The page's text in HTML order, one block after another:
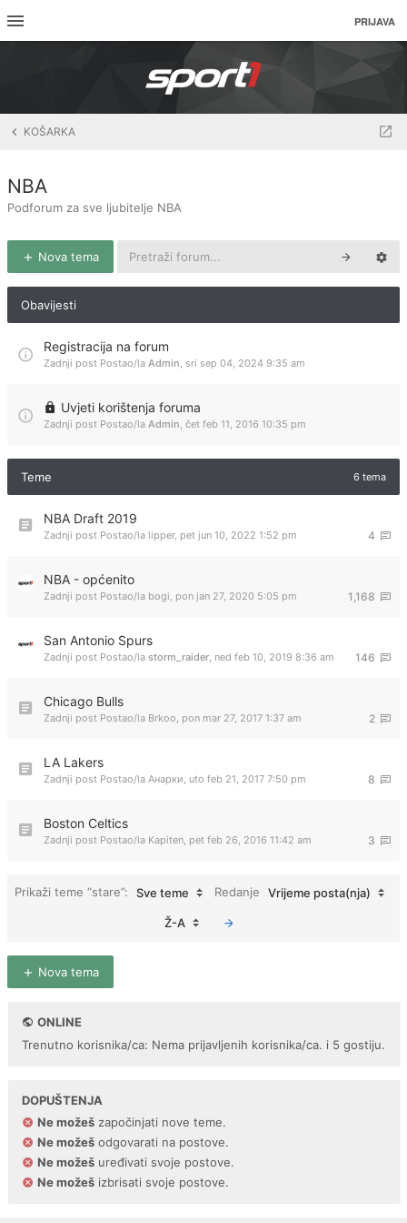
PRIJAVA
KOŠARKA
NBA
Podforum za sve ljubitelje NBA
Nova tema
Obavijesti
Registracija na forum
Zadnji post Postao/la Admin, sri sep 04, 2024 9:35 am
Uvjeti korištenja foruma
Zadnji post Postao/la Admin, čet feb 11, 2016 10:35 pm
Teme 6 tema
NBA Draft 2019
4
Zadnji post Postao/la lipper, pet jun 10, 2022 1:52 pm
NBA - općenito
1,168
Zadnji post Postao/la bogi, pon jan 27, 2020 5:05 pm
San Antonio Spurs
146
Zadnji post Postao/la storm_raider, ned feb 10, 2019 8:36 am
Chicago Bulls
2
Zadnji post Postao/la Brkoo, pon mar 27, 2017 1:37 am
LA Lakers
8
Zadnji post Postao/la Анарки, uto feb 21, 2017 7:50 pm
Boston Celtics
3
Zadnji post Postao/la Kapiten, pet feb 26, 2016 11:42 am
Prikaži teme “stare”: Sve teme Redanje Vrijeme posta(nja)
Ž-A
Nova tema
ONLINE
Trenutno korisnika/ca: Nema prijavljenih korisnika/ca. i 5 gostiju.
DOPUŠTENJA
Ne možeš započinjati nove teme.
Ne možeš odgovarati na postove.
Ne možeš uređivati svoje postove.
Ne možeš izbrisati svoje postove.